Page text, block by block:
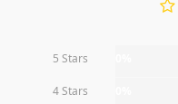
5 Stars
4 Stars